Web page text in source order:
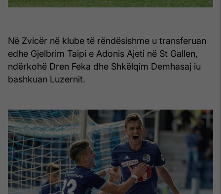
Në Zvicër në klube të rëndësishme u transferuan
edhe Gjelbrim Taipi e Adonis Ajeti në St Gallen,
ndërkohë Dren Feka dhe Shkëlqim Demhasaj iu
bashkuan Luzernit.